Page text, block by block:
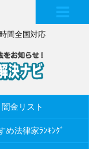
間全国対応
闇金リスト
め法律家ﾗﾝｷﾝｸﾞ